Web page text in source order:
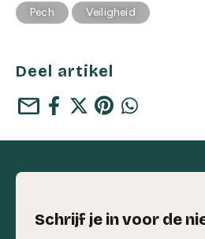
Pech Veiligheid
Deel artikel
mail
Schrijf je in voor de